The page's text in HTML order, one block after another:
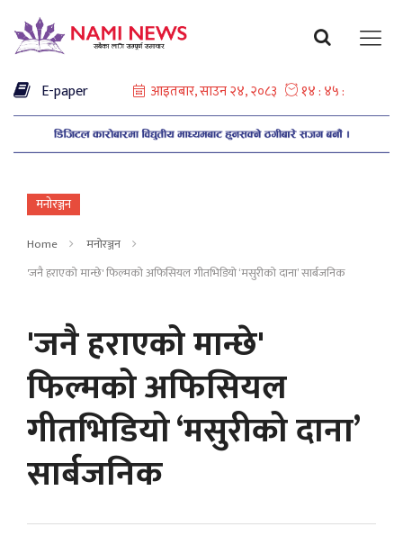
E-paper
मनोरञ्जन
Home
मनोरञ्जन
'जनै हराएको मान्छे' फिल्मको अफिसियल गीतभिडियो ‘मसुरीको दाना’ सार्बजनिक
'जनै हराएको मान्छे'
फिल्मको अफिसियल
गीतभिडियो ‘मसुरीको दाना’
सार्बजनिक